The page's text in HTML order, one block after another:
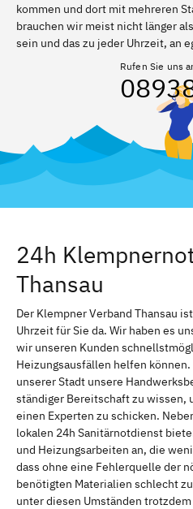
kommen und dort mit mehreren
brauchen wir meist nicht länger
sein und das zu jeder Uhrzeit, an
Rufen Sie uns
24h
Thansau
Der Klempner Verband Thansau
Uhrzeit für Sie da. Wir haben es
wir unseren Kunden
Heizungsausfällen helfen
unserer Stadt unsere
ständiger Bereitschaft zu wissen,
einen Experten zu schicken.
lokalen 24h Sanitärnotdienst
und Heizungsarbeiten an, die
dass ohne eine Fehlerquelle der
benötigten Materialien schlecht
unter diesen Umständen